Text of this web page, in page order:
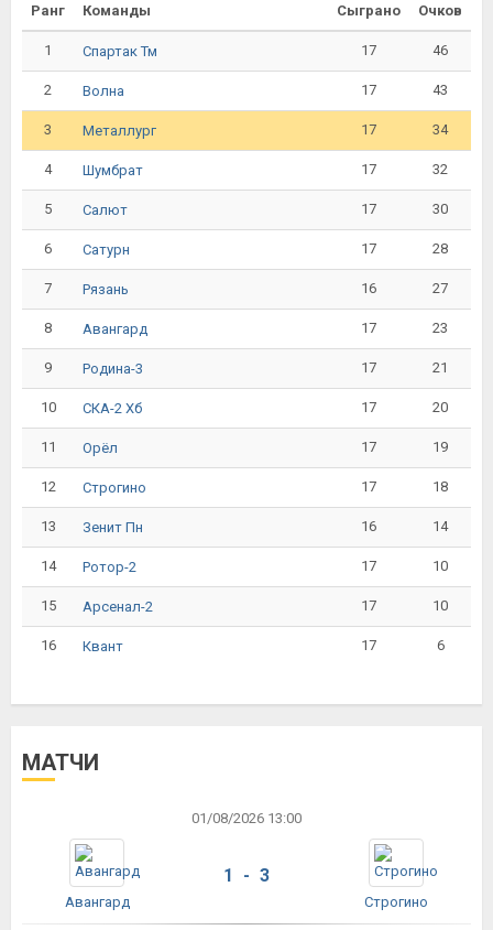
Ранг Команды Сыграно Очков
1 Спартак Тм 17 46
2 Волна 17 43
3 Металлург 17 34
4 Шумбрат 17 32
5 Салют 17 30
6 Сатурн 17 28
7 Рязань 16 27
8 Авангард 17 23
9 Родина-3 17 21
10 СКА-2 Хб 17 20
11 Орёл 17 19
12 Строгино 17 18
13 Зенит Пн 16 14
14 Ротор-2 17 10
15 Арсенал-2 17 10
16 Квант 17 6
МАТЧИ
01/08/2026 13:00
Авангард
1 - 3
Строгино